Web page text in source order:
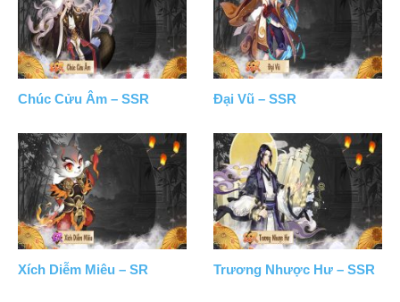
Chúc Cửu Âm – SSR Đại Vũ – SSR
Xích Diễm Miêu – SR Trương Nhược Hư – SSR